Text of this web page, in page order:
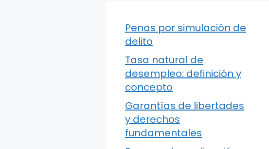
Penas por simulación de
delito
Tasa natural de
desempleo: definición y
concepto
Garantías de libertades
y derechos
fundamentales